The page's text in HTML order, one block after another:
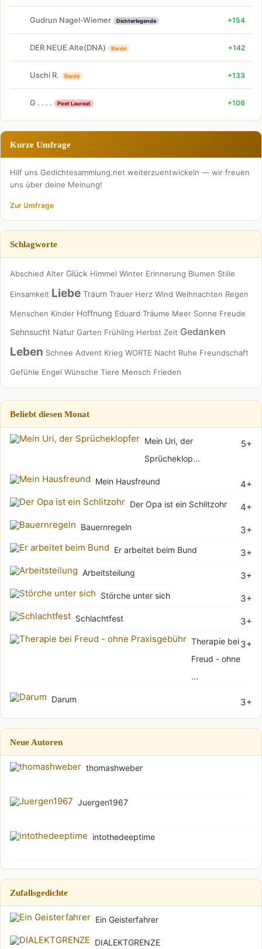
Gudrun Nagel-Wiemer Dichterlegende +154
DER NEUE Alte(DNA) Barde +142
Uschi R. Barde +133
G . . . . Poet Laureat +106
Kurze Umfrage
Hilf uns Gedichtesammlung.net weiterzuentwickeln — wir freuen
uns über deine Meinung!
Zur Umfrage
Schlagworte
Abschied Alter Glück Himmel Winter Erinnerung Blumen Stille
Einsamkeit Liebe Traum Trauer Herz Wind Weihnachten Regen
Menschen Kinder Hoffnung Eduard Träume Meer Sonne Freude
Sehnsucht Natur Garten Frühling Herbst Zeit Gedanken
Leben Schnee Advent Krieg WORTE Nacht Ruhe Freundschaft
Gefühle Engel Wünsche Tiere Mensch Frieden
Beliebt diesen Monat
5+
Mein Uri, der
Sprücheklop...
4+
Mein Hausfreund
4+
Der Opa ist ein Schlitzohr
3+
Bauernregeln
3+
Er arbeitet beim Bund
3+
Arbeitsteilung
3+
Störche unter sich
3+
Schlachtfest
3+
Therapie bei
Freud - ohne
...
3+
Darum
Neue Autoren
thomashweber
Juergen1967
intothedeeptime
Zufallsgedichte
Ein Geisterfahrer
DIALEKTGRENZE